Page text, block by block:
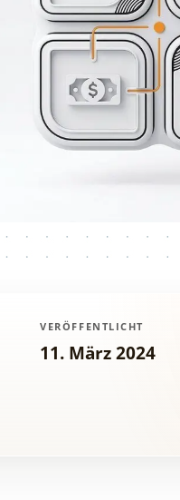
VERÖFFENTLICHT
11. März 2024